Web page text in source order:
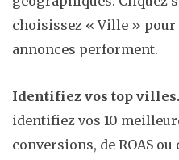
choisissez « Ville » pour
annonces performent.
Identifiez vos top villes.
identifiez vos 10
conversions, de ROAS ou